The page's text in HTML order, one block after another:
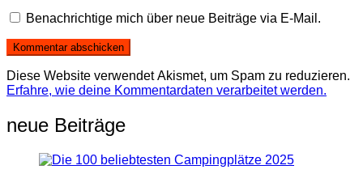
Benachrichtige mich über neue Beiträge via E-Mail.
Diese Website verwendet Akismet, um Spam zu reduzieren.
Erfahre, wie deine Kommentardaten verarbeitet werden.
neue Beiträge